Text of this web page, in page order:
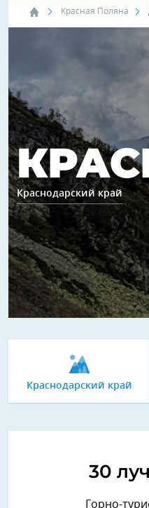
Красная Поляна
Краснодарский край
Краснодарский край
30
Горно-